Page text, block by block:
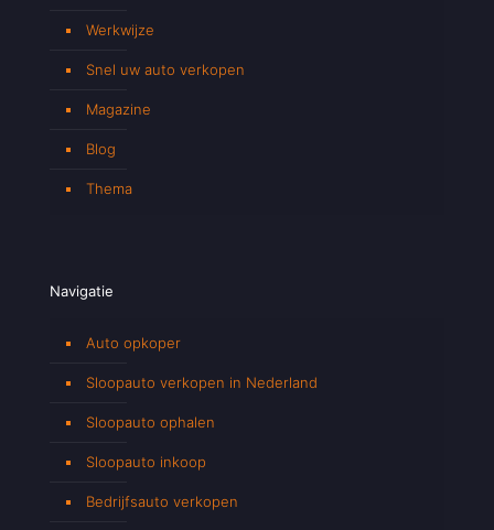
Werkwijze
Snel uw auto verkopen
Magazine
Blog
Thema
Navigatie
Auto opkoper
Sloopauto verkopen in Nederland
Sloopauto ophalen
Sloopauto inkoop
Bedrijfsauto verkopen